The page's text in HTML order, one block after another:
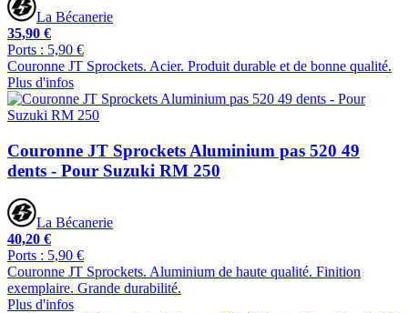
La Bécanerie
35,90 €
Ports : 5,90 €
Couronne JT Sprockets. Acier. Produit durable et de bonne qualité.
Plus d'infos
Couronne JT Sprockets Aluminium pas 520 49
dents - Pour Suzuki RM 250
La Bécanerie
40,20 €
Ports : 5,90 €
Couronne JT Sprockets. Aluminium de haute qualité. Finition
exemplaire. Grande durabilité.
Plus d'infos